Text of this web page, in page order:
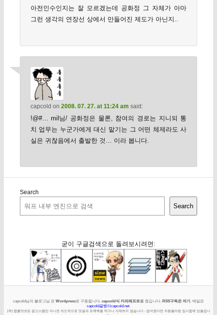
아전인수인지는 잘 모르겠는데 공화정 그 자체가 아마
그런 생각의 연장선 상에서 만들어진 제도가 아닌지..
capcold on 2008. 07. 27. at 11:24 am said:
!@#… mil님/ 공화정은 물론, 참여의 경로는 지니되 통
치 업무는 누군가에게 대신 맡기는 그 어떤 체제라도 사
실은 귀찮음에서 출발한 것… 이라 봅니다.
Search
Search
굳이 구글검색으로 돌려보시려면:
capcold님의 블로그님 은 Wordpress로 구동됩니다. capcold식 카피레프트를 챙깁니다. RSS구독은 여기. 메일은
capcold골뱅이capcold.net.
[주] 캡콜닷넷은 광고스팸만 아니면 의도적으로 덧글과 트랙백을 막거나 삭제하지 않습니다 - 없어졌다면 자동필터링 임시함에 있을겁니